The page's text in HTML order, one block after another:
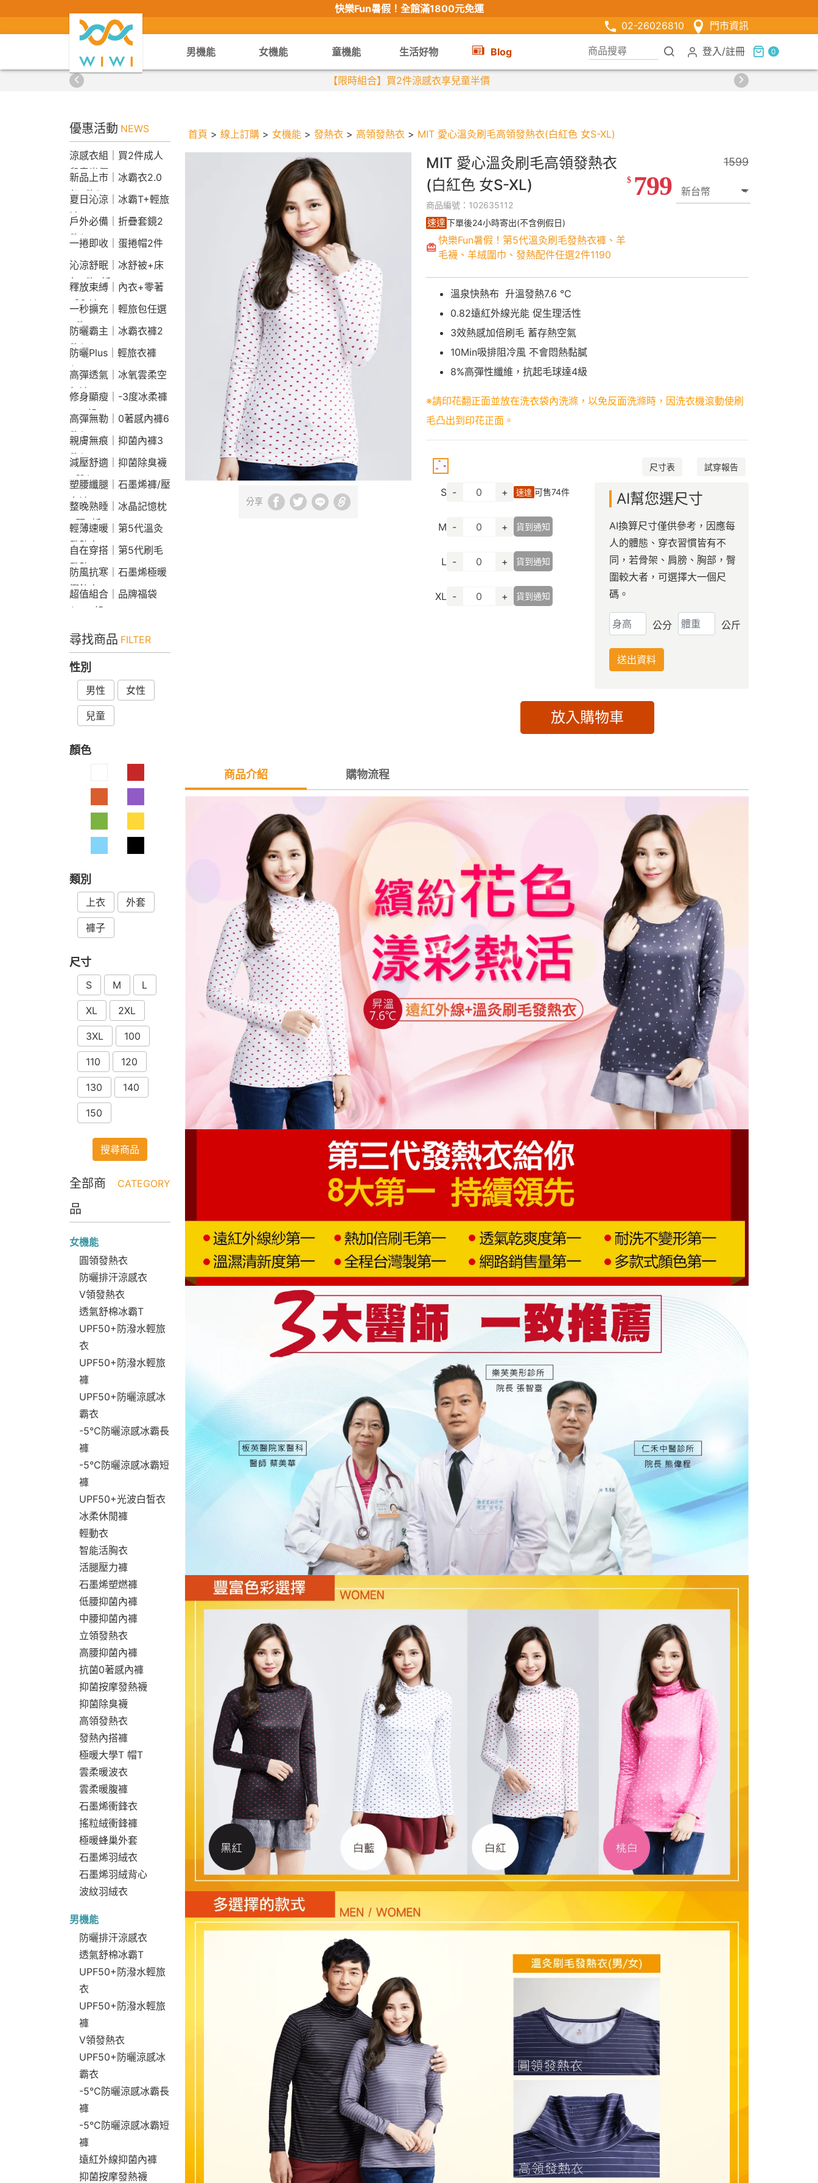
快樂Fun暑假！ 全館滿1800元免運
02-26026810
門市資訊
男機能 女機能 童機能 生活好物 Blog 登入 /註冊 0
【Fun暑假】滿$2500折$200
優惠活動 NEWS
涼感衣組｜買2件成人
兒童半價
新品上市｜冰霸衣2.0
任2件$2290
夏日沁涼｜冰霸T+輕旅
褲
戶外必備｜折疊套鏡2
件$1790
一捲即收｜蛋捲帽2件
1790
沁涼舒眠｜冰舒被+床
包2件9折
釋放束縛｜內衣+零著
感內褲
一秒擴充｜輕旅包任選
2件2190
防曬霸主｜冰霸衣褲2
件$1790
防曬Plus｜輕旅衣褲
$2190
高彈透氣｜冰氧雲柔空
氣褲
修身顯瘦｜-3度冰柔褲
790起
高彈無勒｜0著感內褲6
件$1290
親膚無痕｜抑菌內褲3
件$790
減壓舒適｜抑菌除臭襪
3雙$660
塑腰纖腿｜石墨烯褲/壓
力褲
整晚熟睡｜冰晶記憶枕
2顆9折
輕薄速暖｜第5代溫灸
發熱衣
自在穿搭｜第5代刷毛
發熱Bra T
防風抗寒｜石墨烯極暖
衝鋒衣
超值組合｜品牌福袋
$599起
尋找商品 FILTER
性別
男性 女性
兒童
顏色
類別
上衣 外套
褲子
尺寸
S M L
XL 2XL
3XL 100
110 120
130 140
150
搜尋商品
全部商
品
CATEGORY
女機能
圓領發熱衣
防曬排汗涼感衣
V領發熱衣
透氣舒棉冰霸T
UPF50+防潑水輕旅
衣
UPF50+防潑水輕旅
褲
UPF50+防曬涼感冰
霸衣
-5°C防曬涼感冰霸長
褲
-5°C防曬涼感冰霸短
褲
UPF50+光波白皙衣
冰柔休閒褲
輕動衣
智能活胸衣
活腿壓力褲
石墨烯塑燃褲
低腰抑菌內褲
中腰抑菌內褲
立領發熱衣
高腰抑菌內褲
抗菌0著感內褲
抑菌按摩發熱襪
抑菌除臭襪
高領發熱衣
發熱內搭褲
極暖大學T 帽T
雲柔暖波衣
雲柔暖腹褲
石墨烯衝鋒衣
搖粒絨衝鋒褲
極暖蜂巢外套
石墨烯羽絨衣
石墨烯羽絨背心
波紋羽絨衣
男機能
防曬排汗涼感衣
透氣舒棉冰霸T
UPF50+防潑水輕旅
衣
UPF50+防潑水輕旅
褲
V領發熱衣
UPF50+防曬涼感冰
霸衣
-5°C防曬涼感冰霸長
褲
-5°C防曬涼感冰霸短
褲
遠紅外線抑菌內褲
抑菌按摩發熱襪
首頁 > 線上訂購 > 女機能 > 發熱衣 > 高領發熱衣 > MIT 愛心溫灸刷毛高領發熱衣(白紅色 女S-XL)
分享
MIT 愛心溫灸刷毛高領發熱衣
(白紅色 女S-XL)
商品編號：102635112
速達下單後24小時寄出(不含例假日)
快樂Fun暑假！第5代溫灸刷毛發熱衣褲、羊
毛襪、羊絨圍巾、發熱配件任選2件1190
1599
$ 799
溫泉快熱布 升溫發熱7.6 °C
0.82遠紅外線光能 促生理活性
3效熱感加倍刷毛 蓄存熱空氣
10Min吸排阻冷風 不會悶熱黏膩
8%高彈性纖維，抗起毛球達4級
※請印花翻正面並放在洗衣袋內洗滌，以免反面洗滌時，因洗衣機滾動使刷
毛凸出到印花正面。
尺寸表 試穿報告
S - + 速達 可售74件
M - + 貨到通知
L - + 貨到通知
XL - + 貨到通知
AI幫您選尺寸
AI換算尺寸僅供參考，因應每
人的體態、穿衣習慣皆有不
同，若骨架、肩膀、胸部，臀
圍較大者，可選擇大一個尺
碼。
公分 公斤
送出資料
放入購物車
商品介紹 購物流程